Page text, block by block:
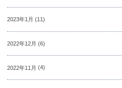
2023年1月 (11)
2022年12月 (6)
2022年11月 (4)